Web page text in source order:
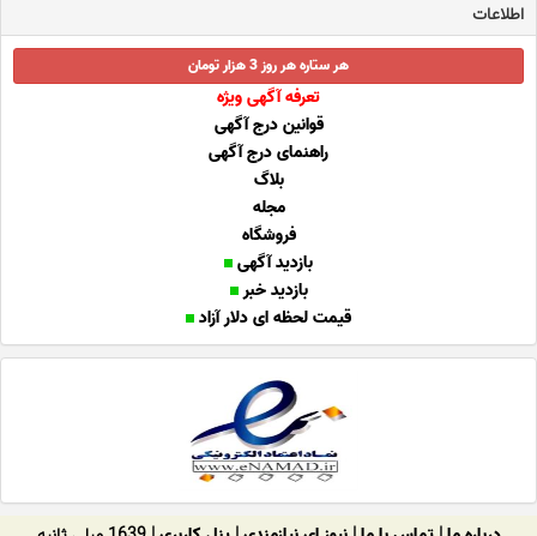
اطلاعات
هر ستاره هر روز 3 هزار تومان
تعرفه آگهی ویژه
قوانین درج آگهی
راهنمای درج آگهی
بلاگ
مجله
فروشگاه
بازدید آگهی
بازدید خبر
قیمت لحظه ای دلار آزاد